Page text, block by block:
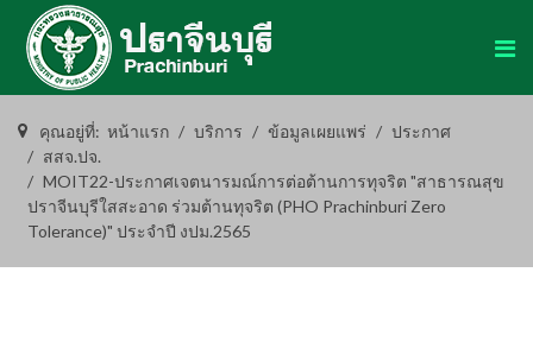
คุณอยู่ที่: หน้าแรก บริการ ข้อมูลเผยแพร่
ประกาศ
สสจ.ปจ.
MOIT22-ประกาศเจตนารมณ์การต่อต้านการทุจริต "สาธารณสุข
ปราจีนบุรีใสสะอาด ร่วมต้านทุจริต (PHO Prachinburi Zero
Tolerance)" ประจำปี งปม.2565